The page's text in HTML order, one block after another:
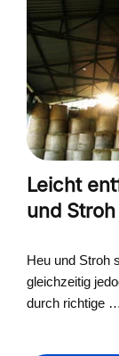
Leicht
und Stroh
Heu und Stroh
gleichzeitig
durch richtige …